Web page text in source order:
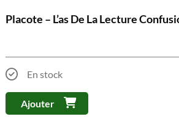
Placote – L’as De La Lecture
En stock
Ajouter